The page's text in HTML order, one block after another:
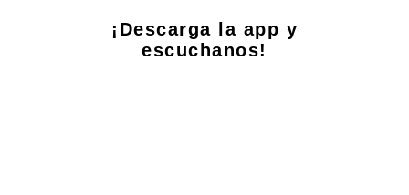
¡Descarga la app y
escuchanos!